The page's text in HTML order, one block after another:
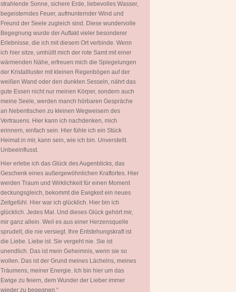
strahlende Sonne, sichere Erde, liebevolles Wasser,
begeisterndes Feuer, aufmunternder Wind und
Freund der Seele zugleich sind. Diese wundervolle
Begegnung wurde der Auftakt vieler besonderer
Erlebnisse, die ich mit diesem Ort verbinde. Wenn
ich hier sitze, umhüllt mich der rote Samt mit einer
wärmenden Nähe, erfreuen mich die Spiegelungen
der Kristallluster mit kleinen Regenbögen auf der
weißen Wand oder den dunklen Sesseln, nährt das
gute Essen nicht nur meinen Körper, sondern auch
meine Seele, werden manch hörbaren Gespräche
an Nebentischen zu kleinen Wegweisern des
Vertrauens. Hier kann ich nachdenken, mich
erinnern, einfach sein. Hier fühle ich ein Stück
Heimat in mir, kann sein, wie ich bin. Unverstellt.
Unbeeinflusst.
Hier erlebe ich das Glück des Augenblicks, das
Geschenk eines außergewöhnlichen Kraftortes. Hier
werden Traum und Wirklichkeit für einen Moment
deckungsgleich, bekommt die Ewigkeit ein neues
Zeitgefühl. Hier war ich glücklich. Hier bin ich
glücklich. Jedes Mal. Und dieses Glück gehört mir,
mir ganz allein. Weil es aus einer Herzensquelle
sprudelt, die nie versiegt. Ihre Entstehungskraft ist
die Liebe. Liebe ist. Sie vergeht nie. Sie ist
unendlich. Das ist mein Geheimnis, wenn sie so
wollen. Das ist der Grund meines Lächelns, meines
Träumens, meiner Energie. Ich bin hier um das
Ewige zu feiern, dem Wunder der Lieber immer
wieder zu begegnen.“